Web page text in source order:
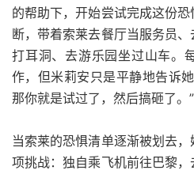
的帮助下，开始尝试完成这份
断，带着索莱去餐厅当服务员、
打耳洞、去游乐园坐过山车。
作，但米莉安只是平静地告诉
那你就是试过了，然后搞砸了。”
当索莱的恐惧清单逐渐被划去
项挑战：独自乘飞机前往巴黎